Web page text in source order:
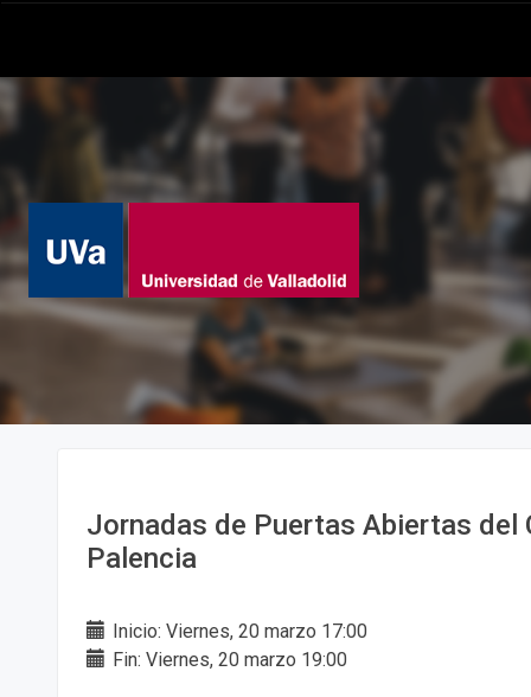
Jornadas de Puertas Abiertas del
Palencia
Inicio: Viernes, 20 marzo 17:00
Fin: Viernes, 20 marzo 19:00